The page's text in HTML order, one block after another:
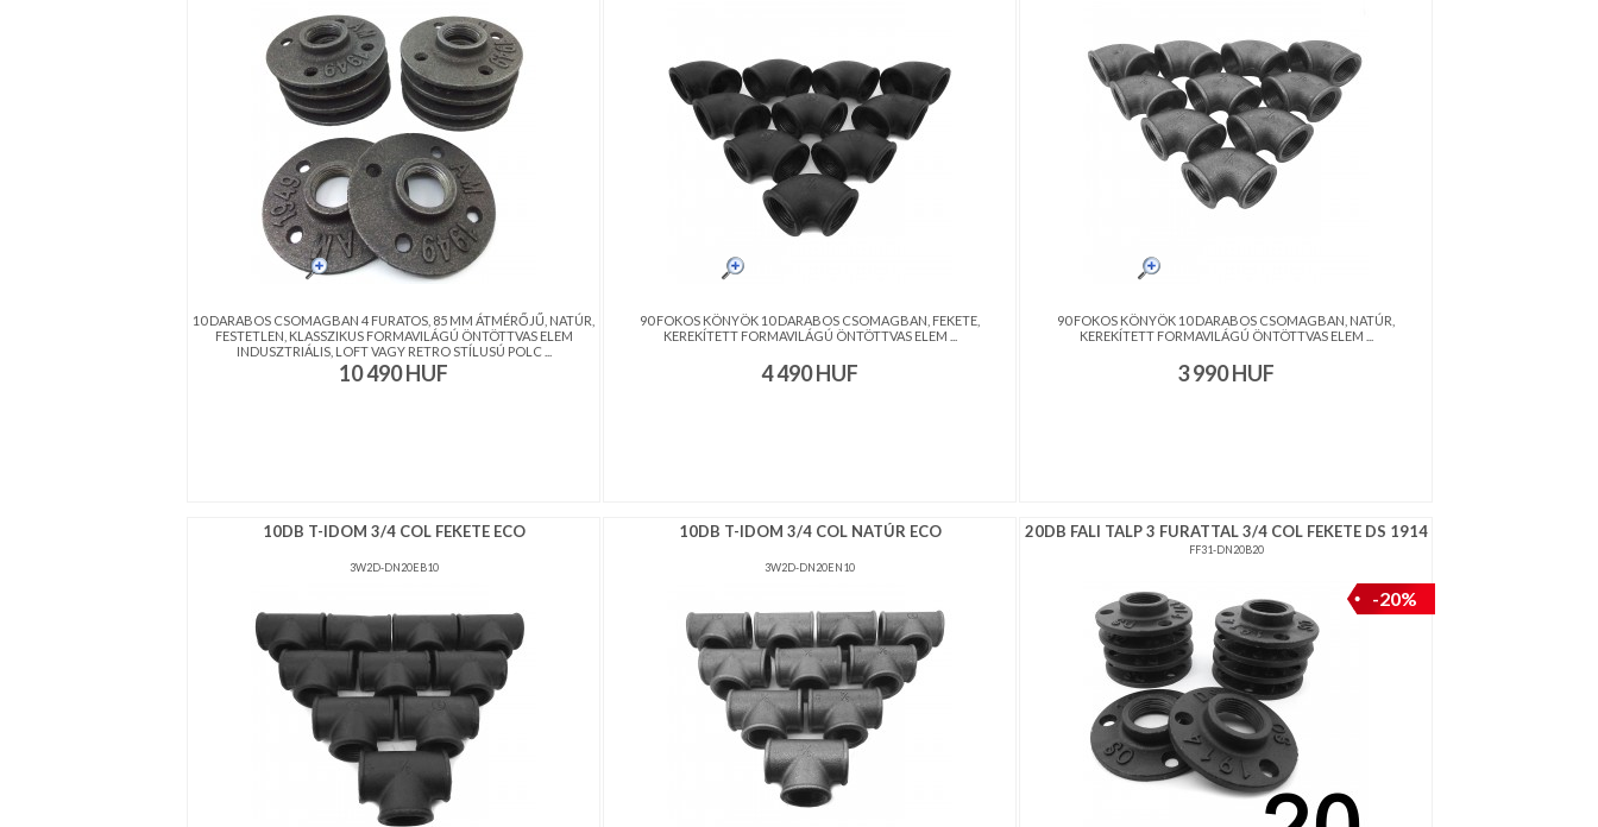
10 DARABOS CSOMAGBAN 4 FURATOS, 85 MM ÁTMÉRŐJŰ, NATÚR,
FESTETLEN, KLASSZIKUS FORMAVILÁGÚ ÖNTÖTTVAS ELEM
INDUSZTRIÁLIS, LOFT VAGY RETRO STÍLUSÚ POLC ...
10 490HUF
90 FOKOS KÖNYÖK 10 DARABOS CSOMAGBAN, FEKETE,
KEREKÍTETT FORMAVILÁGÚ ÖNTÖTTVAS ELEM ...
4 490HUF
90 FOKOS KÖNYÖK 10 DARABOS CSOMAGBAN, NATÚR,
KEREKÍTETT FORMAVILÁGÚ ÖNTÖTTVAS ELEM ...
3 990HUF
10DB T-IDOM 3/4 COL FEKETE ECO
3W2D-DN20EB10
10DB T-IDOM 3/4 COL NATÚR ECO
3W2D-DN20EN10
20DB FALI TALP 3 FURATTAL 3/4 COL FEKETE DS 1914
FF31-DN20B20
-20%